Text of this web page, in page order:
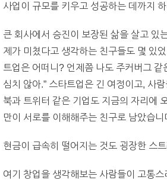
사업이 규모를 키우고 성공하는 데까지
큰 회사에서 승진이 보장된 삶을 살고 있
제가 미쳤다고 생각하는 친구들도 몇 있
트업은 어떠니? 언제쯤 나도 주커버그 같
심치 않아.” 스타트업은 긴 여정이고, 사
북과 트위터 같은 기업도 지금의 자리에
만이 서로를 이해해주는 친구로 남았습니
현금이 급속히 떨어지는 것도 굉장한 스
여기 창업을 생각해보는 사람들이 고통